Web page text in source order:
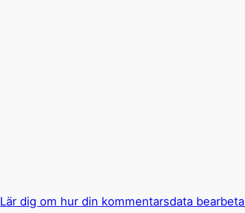
Lär dig om hur din kommentarsdata